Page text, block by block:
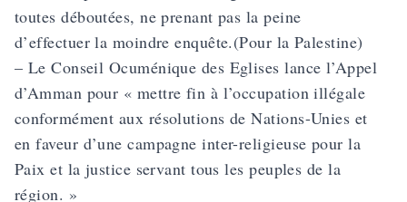
toutes déboutées, ne prenant pas la peine
d’effectuer la moindre enquête.(Pour la Palestine)
– Le Conseil Ocuménique des Eglises lance l’Appel
d’Amman pour « mettre fin à l’occupation illégale
conformément aux résolutions de Nations-Unies et
en faveur d’une campagne inter-religieuse pour la
Paix et la justice servant tous les peuples de la
région. »